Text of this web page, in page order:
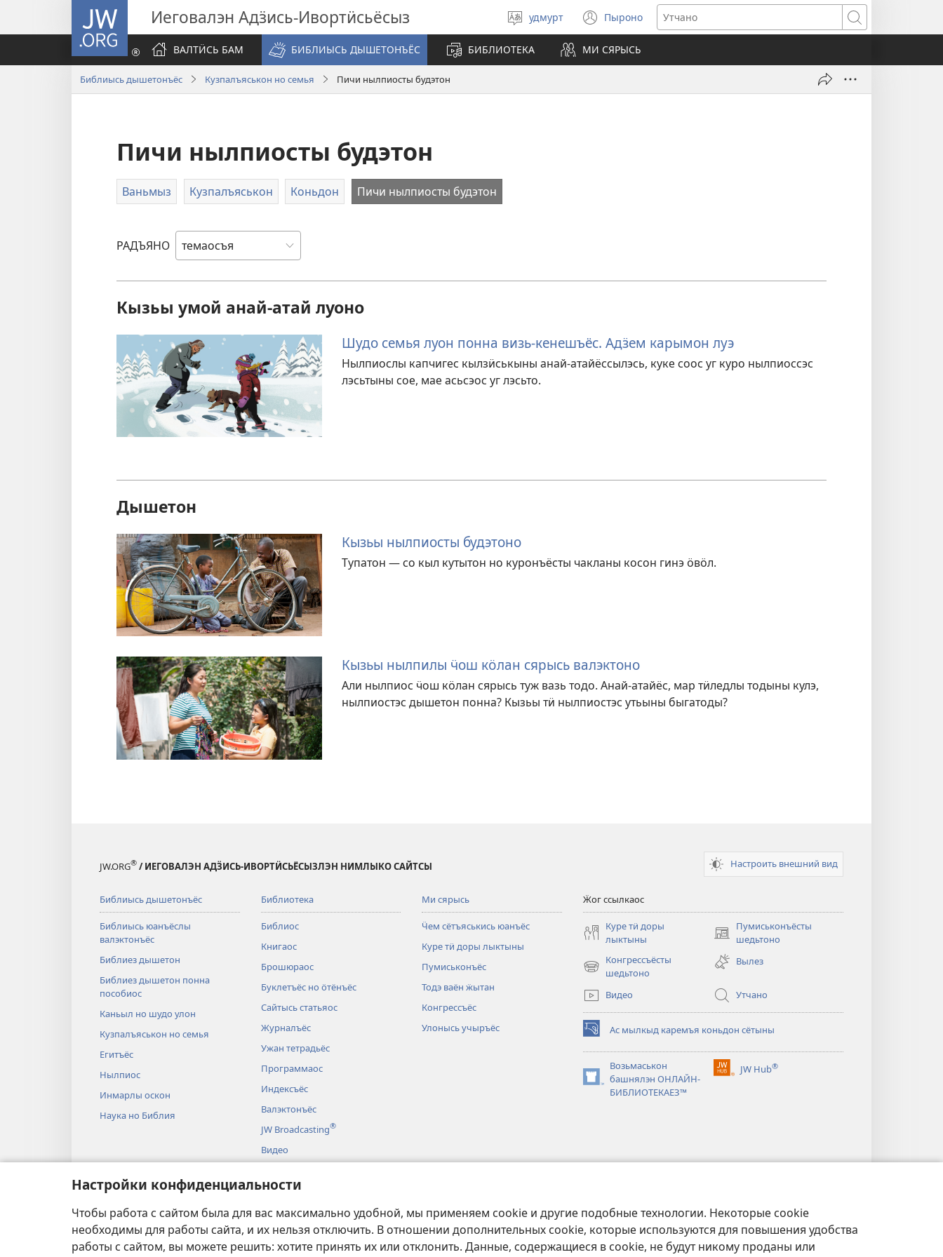
Настройки конфиденциальности
Чтобы работа с сайтом была для вас максимально удобной, мы применяем cookie и другие подобные технологии. Некоторые cookie
необходимы для работы сайта, и их нельзя отключить. В отношении дополнительных cookie, которые используются для повышения удобства
работы с сайтом, вы можете решить: хотите принять их или отклонить. Данные, содержащиеся в cookie, не будут никому проданы или
JW.ORG Иеговалэн Адӟись-Ивортӥсьёсыз
Быръе
кылэз
удмурт Пыроно
(opens
new
window)
Утчано
ВАЛТӤСЬ БАМ
БИБЛИЫСЬ ДЫШЕТОНЪЁС БИБЛИОТЕКА МИ СЯРЫСЬ
Библиысь дышетонъёс Кузпалъяськон но семья Пичи нылпиосты будэтон
Пичи нылпиосты будэтон
Ваньмыз Кузпалъяськон Коньдон Пичи нылпиосты будэтон
РАДЪЯНО
Кызьы умой анай-атай луоно
Шудо семья луон понна визь-кенешъёс. Адӟем карымон луэ
Нылпиослы капчигес кылзӥськыны анай-атайёссылэсь, куке соос уг куро нылпиоссэс
лэсьтыны сое, мае асьсэос уг лэсьто.
Дышетон
Кызьы нылпиосты будэтоно
Тупатон — со кыл кутытон но куронъёсты чакланы косон гинэ ӧвӧл.
Кызьы нылпилы ӵош кӧлан сярысь валэктоно
Али нылпиос ӵош кӧлан сярысь туж вазь тодо. Анай-атайёс, мар тӥледлы тодыны кулэ,
нылпиостэс дышетон понна? Кызьы тӥ нылпиостэс утьыны быгатоды?
JW.ORG® / ИЕГОВАЛЭН АДӞИСЬ-ИВОРТӤСЬЁСЫЗЛЭН НИМЛЫКО САЙТСЫ Настроить внешний вид
Библиысь дышетонъёс
Библиысь юанъёслы
валэктонъёс
Библиез дышетон
Библиез дышетон понна
пособиос
Каньыл но шудо улон
Кузпалъяськон но семья
Егитъёс
Нылпиос
Инмарлы оскон
Наука но Библия
Библиотека
Библиос
Книгаос
Брошюраос
Буклетъёс но ӧтёнъёс
Сайтысь статьяос
Журналъёс
Ужан тетрадьёс
Программаос
Индексъёс
Валэктонъёс
JW Broadcasting®
Видео
Аудиопостановкаос
Библиез чеберлыко лыдӟон
Ми сярысь
Ӵем сётъяськись юанъёс
Куре тӥ доры лыктыны
Пумиськонъёс
Тодэ ваён ӝытан
Конгрессъёс
Улонысь учыръёс
Ӝог ссылкаос
Куре тӥ доры
лыктыны
Пумиськонъёсты
шедьтоно
(opens
new
window)
Конгрессъёсты
шедьтоно
(opens
window)
Вылез
Видео Утчано
Ас мылкыд каремъя коньдон сётыны
(opens
new
window)Возьмаськон
башнялэн ОНЛАЙН-
БИБЛИОТЕКАЕЗ™
(opens
JW Hub®
(opens